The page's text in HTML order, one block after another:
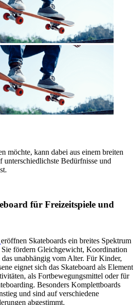
möchte, kann dabei aus einem breiten
unterschiedlichste Bedürfnisse und
für Freizeitspiele und
eröffnen Skateboards ein breites Spektrum
fördern Gleichgewicht, Koordination
unabhängig vom Alter. Für Kinder,
eignet sich das Skateboard als Element
als Fortbewegungsmittel oder für
Besonders Komplettboards
und sind auf verschiedene
abgestimmt.